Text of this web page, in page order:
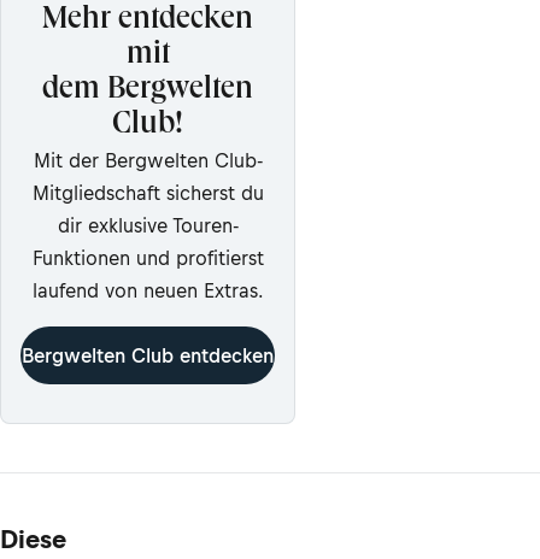
Mehr entdecken
mit
dem Bergwelten
Club!
Mit der Bergwelten Club-
Mitgliedschaft sicherst du
dir exklusive Touren-
Funktionen und profitierst
laufend von neuen Extras.
Bergwelten Club entdecken
Diese